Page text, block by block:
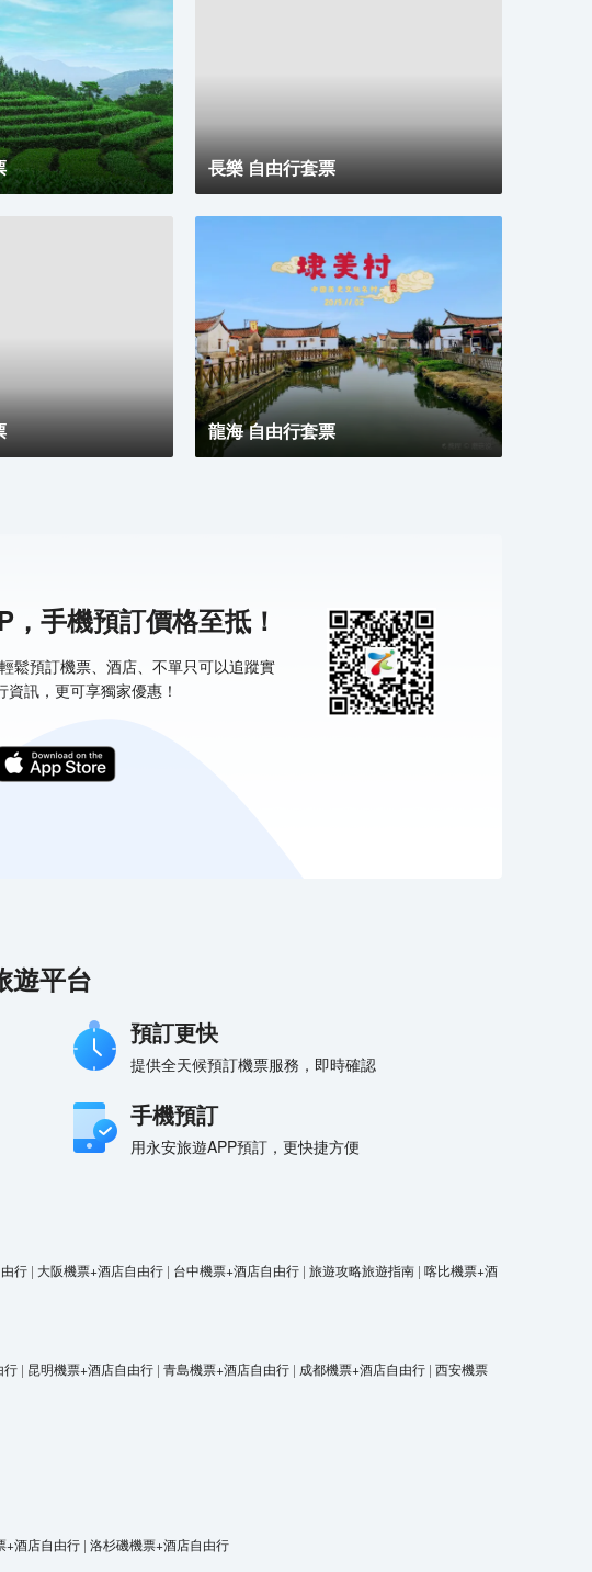
長樂 自由行套票
龍海 自由行套票
手機預訂價格至抵！
鬆預訂機票、酒店、不單只可以追蹤實
訊，更可享獨家優惠！
平台
預訂更快
提供全天候預訂機票服務，即時確認
手機預訂
用永安旅遊APP預訂，更快捷方便
行 | 大阪機票+酒店自由行 | 台中機票+酒店自由行 | 旅遊攻略旅遊指南 | 喀比機票+酒
行 | 昆明機票+酒店自由行 | 青島機票+酒店自由行 | 成都機票+酒店自由行 | 西安機票
+酒店自由行 | 洛杉磯機票+酒店自由行